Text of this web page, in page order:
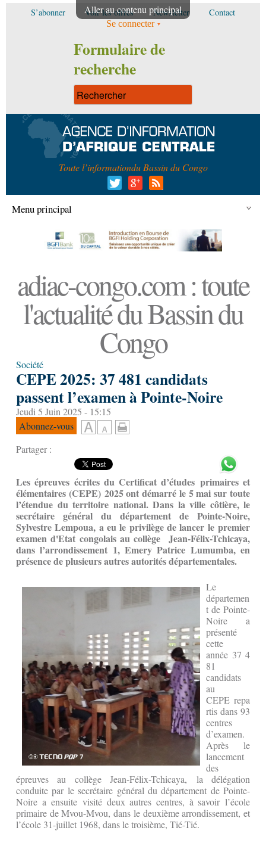
Aller au contenu principal
S’abonner Voir les offres Newsletter Contact
Se connecter
Formulaire de
recherche
Toute l’informationdu Bassin du Congo
Menu principal
adiac-congo.com : toute
l'actualité du Bassin du
Congo
Société
CEPE 2025: 37 481 candidats
passent l’examen à Pointe-Noire
Jeudi 5 Juin 2025 - 15:15
Abonnez-vous
Partager :
Les épreuves écrites du Certificat d’études primaires et
élémentaires (CEPE) 2025 ont démarré le 5 mai sur toute
l’étendue du territoire national. Dans la ville côtière, le
secrétaire général du département de Pointe-Noire,
Sylvestre Lempoua, a eu le privilège de lancer le premier
examen d'Etat congolais au collège Jean-Félix-Tchicaya,
dans l’arrondissement 1, Emery Patrice Lumumba, en
présence de plusieurs autres autorités départementales.
Le
départemen
t de Pointe-
Noire a
présenté
cette
année 37 4
81
candidats
au
CEPE repa
rtis dans 93
centres
d’examen.
Après le
lancement
des
épreuves au collège Jean-Félix-Tchicaya, la délégation
conduite par le secrétaire général du département de Pointe-
Noire a ensuite visité deux autres centres, à savoir l’école
primaire de Mvou-Mvou, dans le deuxième arrondissement, et
l’école 31-juillet 1968, dans le troisième, Tié-Tié.